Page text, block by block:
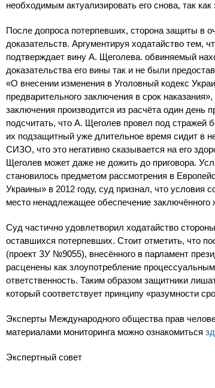
необходимым актуализировать его снова, так
После допроса потерпевших, сторона защиты в
доказательств. Аргументируя ходатайство тем,
подтверждает вину А. Щеголева. обвиняемый
доказательства его вины так и не были
«О внесении изменения в Уголовный кодекс
предварительного заключения в срок
заключения производится из расчёта один день
подсчитать, что А. Щеголев провел под стражей
их подзащитный уже длительное время сидит в
СИЗО, что это негативно сказывается на его
Щеголев может даже не дожить до приговора.
становилось предметом рассмотрения в
Украины» в 2012 году, суд признал, что
место ненадлежащее обеспечение
Суд частично удовлетворил ходатайство
оставшихся потерпевших. Стоит отметить, что
(проект ЗУ №9055), внесённого в парламент
расценены как злоупотребление
ответственность. Таким образом защитники
который соответствует принципу «разумности
Эксперты Международного общества прав
материалами мониторинга можно ознакомиться
Экспертный совет